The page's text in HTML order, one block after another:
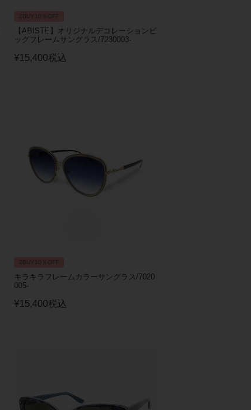
2BUY10％OFF
【ABISTE】オリジナルデコレーションビ
ッグフレームサングラス/7230003-
¥15,400税込
2BUY10％OFF
キラキラフレームカラーサングラス/7020
005-
¥15,400税込